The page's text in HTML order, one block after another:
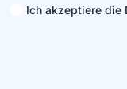
Ich akzeptiere die